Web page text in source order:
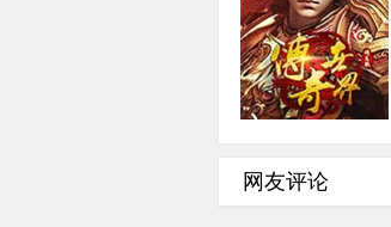
角色扮演·2.5D·即时
网友评论